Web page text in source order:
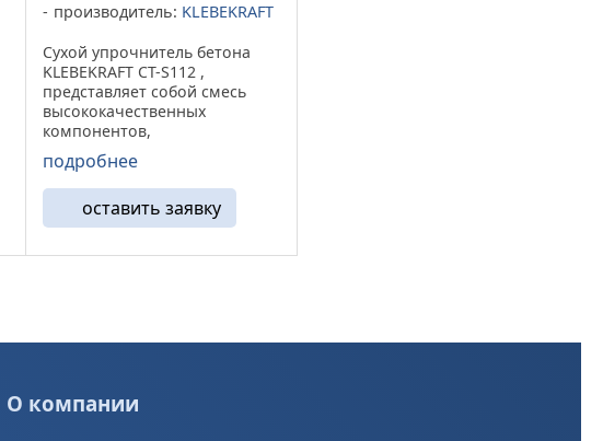
производитель: KLEBEKRAFT
Сухой упрочнитель бетона
KLEBEKRAFT CT-S112 ,
представляет собой смесь
высококачественных
компонентов,
портландцемента,
фракционного кварцевого
наполнителя,
суперпластификаторов,
специальных уникальных
подробнее
оставить заявку
О компании